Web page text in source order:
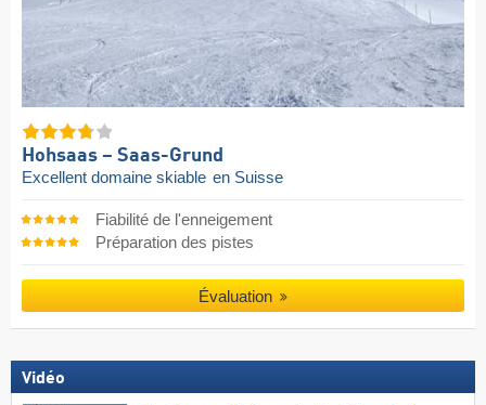
Hohsaas – Saas-Grund
Excellent domaine skiable en Suisse
Fiabilité de l'enneigement
Préparation des pistes
Évaluation
Vidéo